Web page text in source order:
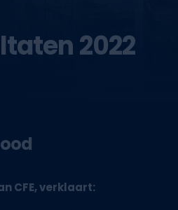
2022
CFE, verklaart: